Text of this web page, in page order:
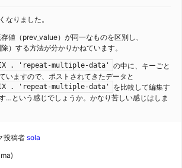
なりました。
値（prev_value）が同一なものを区別し、
）する方法が分かりかねています。
. 'repeat-multiple-data' の中に、キーごと
いますので、ポストされてきたデータと
. 'repeat-multiple-data'
を比較して編集す
…という感じでしょうか。かなり苦しい感じはしま
投稿者sola